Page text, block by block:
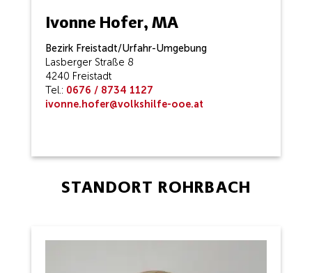
Ivonne Hofer, MA
Bezirk Freistadt/Urfahr-Umgebung
Lasberger Straße 8
4240 Freistadt
Tel.: 0676 / 8734 1127
ivonne.hofer@volkshilfe-ooe.at
STANDORT ROHRBACH